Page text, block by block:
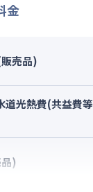
金
売品)
道光熱費(共益費等
)